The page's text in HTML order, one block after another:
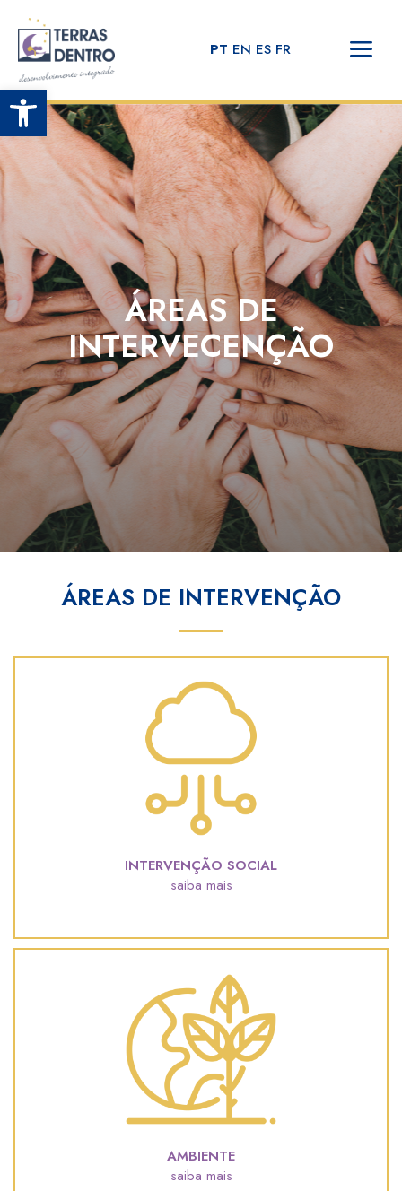
Open toolbar
PT EN ES FR
ÁREAS DE
INTERVECENÇÃO
ÁREAS DE INTERVENÇÃO
INTERVENÇÃO SOCIAL
saiba mais
AMBIENTE
saiba mais